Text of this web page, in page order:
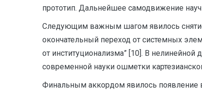
прототип. Дальнейшее самодвижение
Следующим важным шагом явилось
окончательный переход от системных
от институционализма” [10]. В нелинейной
современной науки ошметки
Финальным аккордом явилось появление